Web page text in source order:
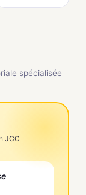
spécialisée
JCC